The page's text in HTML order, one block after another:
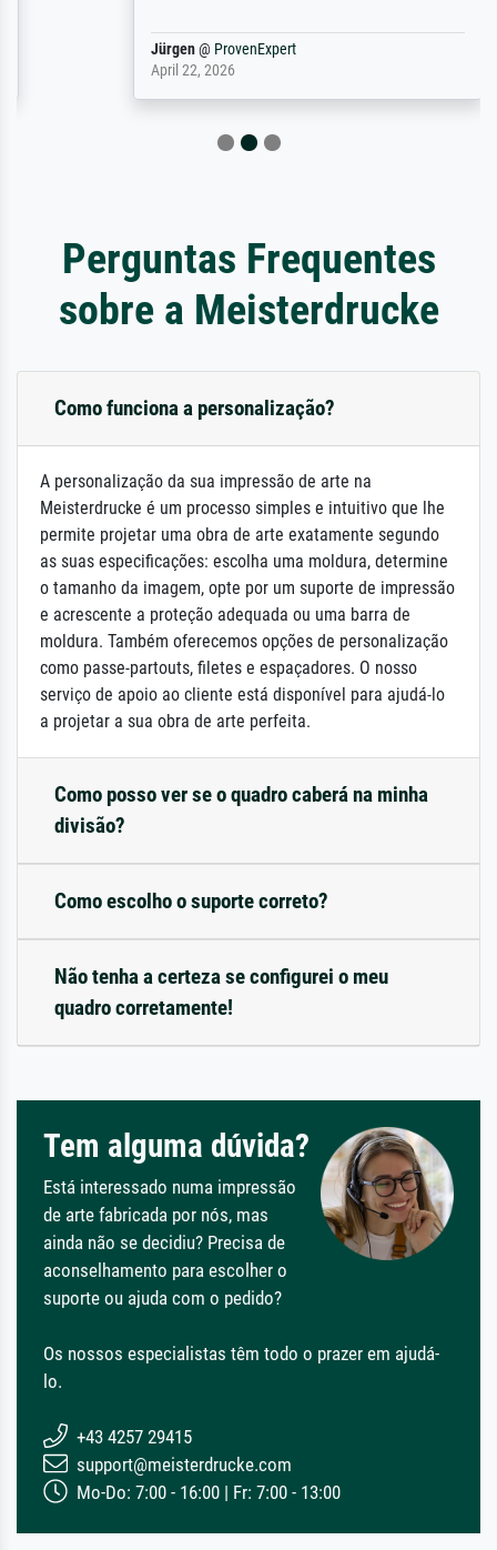
@ProvenExpert
April 22, 2026
Perguntas Frequentes
sobre a Meisterdrucke
Como funciona a personalização?
A personalização da sua impressão de arte na
Meisterdrucke é um processo simples e intuitivo que lhe
permite projetar uma obra de arte exatamente segundo
as suas especificações: escolha uma moldura, determine
o tamanho da imagem, opte por um suporte de impressão
e acrescente a proteção adequada ou uma barra de
moldura. Também oferecemos opções de personalização
como passe-partouts, filetes e espaçadores. O nosso
serviço de apoio ao cliente está disponível para ajudá-lo
a projetar a sua obra de arte perfeita.
Como posso ver se o quadro caberá na minha
divisão?
Como escolho o suporte correto?
Não tenha a certeza se configurei o meu
quadro corretamente!
Tem alguma dúvida?
Está interessado numa impressão
de arte fabricada por nós, mas
ainda não se decidiu? Precisa de
aconselhamento para escolher o
suporte ou ajuda com o pedido?
Os nossos especialistas têm todo o prazer em ajudá-
lo.
+43 4257 29415
support@meisterdrucke.com
Mo-Do: 7:00 - 16:00 | Fr: 7:00 - 13:00